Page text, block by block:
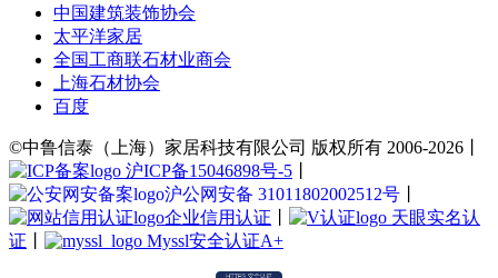
中国建筑装饰协会
太平洋家居
全国工商联石材业商会
上海石材协会
百度
©中鲁信泰（上海）家居科技有限公司 版权所有 2006-2026丨
沪ICP备15046898号-5
沪公网安备 31011802002512号
企业信用认证
天眼实名认
证
Myssl安全认证A+